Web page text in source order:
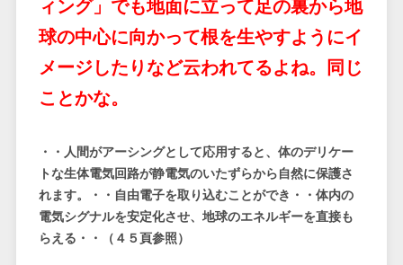
ィング」でも地面に立って足の裏から地
球の中心に向かって根を生やすようにイ
メージしたりなど云われてるよね。同じ
ことかな。
・・人間がアーシングとして応用すると、体のデリケー
トな生体電気回路が静電気のいたずらから自然に保護さ
れます。・・自由電子を取り込むことができ・・体内の
電気シグナルを安定化させ、地球のエネルギーを直接も
らえる・・（４５頁参照）